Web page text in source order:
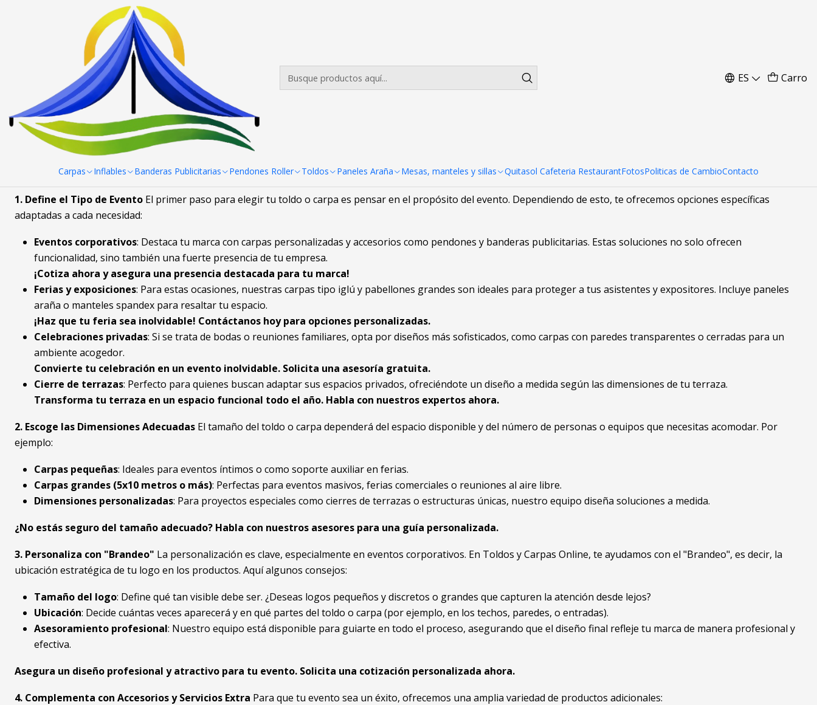
ES Carro
Carpas Inflables Banderas Publicitarias Pendones Roller Toldos Paneles Araña Mesas, manteles y sillas Quitasol Cafeteria RestaurantFotosPoliticas de CambioContacto
Cómo Escoger Tu Toldo o Carpa: Guía Completa para Tu Evento Ideal
Cómo Escoger Tu Toldo o Carpa: Guía Completa para Tu Evento Ideal
En Toldos y Carpas Online, entendemos que cada evento es único y merece soluciones personalizadas que combinen funcionalidad y estilo. Ya sea que estés organizando
una feria navideña, una boda al aire libre, un evento corporativo, o incluso cerrando tu terraza, te ayudamos a encontrar la mejor opción y personalizarla según tus
necesidades. Aquí te guiamos paso a paso para que tomes la mejor decisión.
1. Define el Tipo de Evento El primer paso para elegir tu toldo o carpa es pensar en el propósito del evento. Dependiendo de esto, te ofrecemos opciones específicas
adaptadas a cada necesidad:
Eventos corporativos: Destaca tu marca con carpas personalizadas y accesorios como pendones y banderas publicitarias. Estas soluciones no solo ofrecen
funcionalidad, sino también una fuerte presencia de tu empresa.
¡Cotiza ahora y asegura una presencia destacada para tu marca!
Ferias y exposiciones: Para estas ocasiones, nuestras carpas tipo iglú y pabellones grandes son ideales para proteger a tus asistentes y expositores. Incluye paneles
araña o manteles spandex para resaltar tu espacio.
¡Haz que tu feria sea inolvidable! Contáctanos hoy para opciones personalizadas.
Celebraciones privadas: Si se trata de bodas o reuniones familiares, opta por diseños más sofisticados, como carpas con paredes transparentes o cerradas para un
ambiente acogedor.
Convierte tu celebración en un evento inolvidable. Solicita una asesoría gratuita.
Cierre de terrazas: Perfecto para quienes buscan adaptar sus espacios privados, ofreciéndote un diseño a medida según las dimensiones de tu terraza.
Transforma tu terraza en un espacio funcional todo el año. Habla con nuestros expertos ahora.
2. Escoge las Dimensiones Adecuadas El tamaño del toldo o carpa dependerá del espacio disponible y del número de personas o equipos que necesitas acomodar. Por
ejemplo:
Carpas pequeñas: Ideales para eventos íntimos o como soporte auxiliar en ferias.
Carpas grandes (5x10 metros o más): Perfectas para eventos masivos, ferias comerciales o reuniones al aire libre.
Dimensiones personalizadas: Para proyectos especiales como cierres de terrazas o estructuras únicas, nuestro equipo diseña soluciones a medida.
¿No estás seguro del tamaño adecuado? Habla con nuestros asesores para una guía personalizada.
3. Personaliza con "Brandeo" La personalización es clave, especialmente en eventos corporativos. En Toldos y Carpas Online, te ayudamos con el "Brandeo", es decir, la
ubicación estratégica de tu logo en los productos. Aquí algunos consejos:
Tamaño del logo: Define qué tan visible debe ser. ¿Deseas logos pequeños y discretos o grandes que capturen la atención desde lejos?
Ubicación: Decide cuántas veces aparecerá y en qué partes del toldo o carpa (por ejemplo, en los techos, paredes, o entradas).
Asesoramiento profesional: Nuestro equipo está disponible para guiarte en todo el proceso, asegurando que el diseño final refleje tu marca de manera profesional y
efectiva.
Asegura un diseño profesional y atractivo para tu evento. Solicita una cotización personalizada ahora.
4. Complementa con Accesorios y Servicios Extra Para que tu evento sea un éxito, ofrecemos una amplia variedad de productos adicionales: